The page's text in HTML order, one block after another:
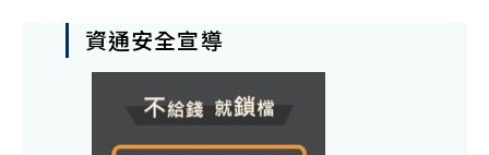
資通安全宣導